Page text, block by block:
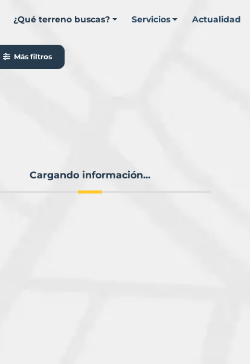
¿Qué terreno buscas? Servicios Actualidad
Más filtros
Cargando información...